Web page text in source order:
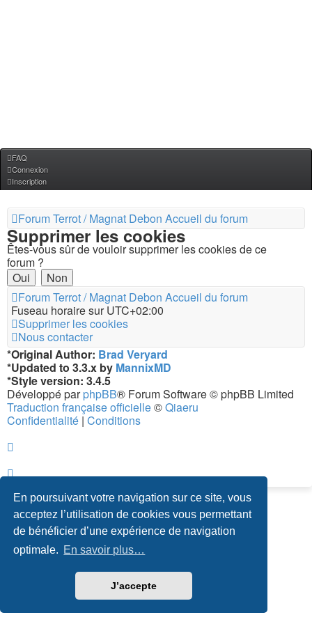
En poursuivant votre navigation sur ce site, vous
acceptez l’utilisation de cookies vous permettant
de bénéficier d’une expérience de navigation
optimale. En savoir plus…
J’accepte
FAQ
Connexion
Inscription
Forum Terrot / Magnat Debon Accueil du forum
Supprimer les cookies
Êtes-vous sûr de vouloir supprimer les cookies de ce
forum ?
Forum Terrot / Magnat Debon Accueil du forum
Fuseau horaire surUTC+02:00
Supprimer les cookies
Nous contacter
*Original Author: Brad Veryard
*Updated to 3.3.x by MannixMD
*Style version: 3.4.5
Développé parphpBB® Forum Software © phpBB Limited
Traduction française officielle©Qiaeru
Confidentialité | Conditions